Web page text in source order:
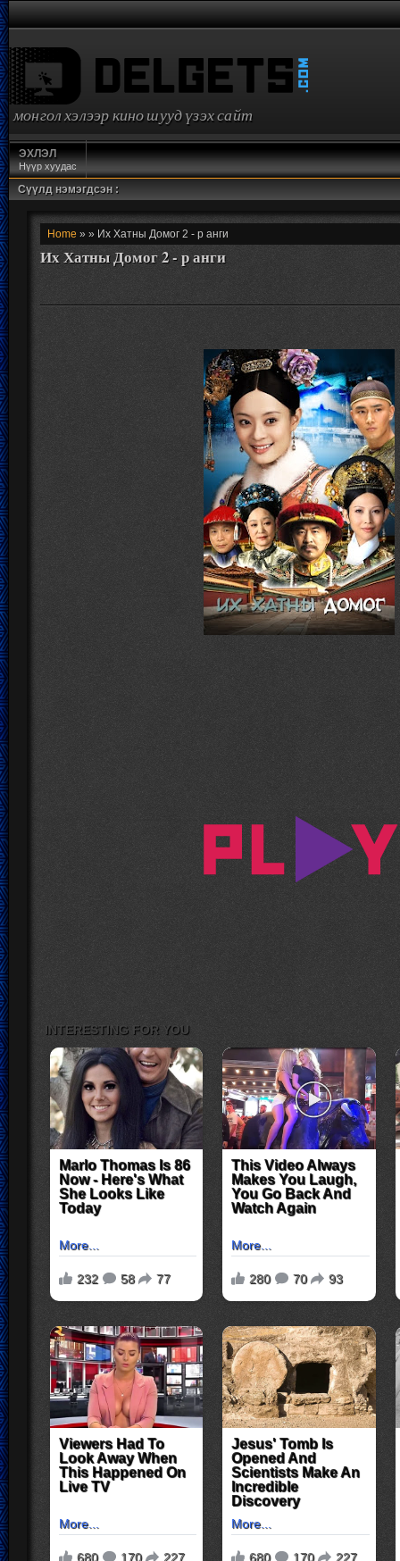
монгол хэлээр кино шууд үзэх сайт
ЭХЛЭЛ
Нүүр хуудас
Сүүлд нэмэгдсэн :
Home » » Их Хатны Домог 2 - р анги
Их Хатны Домог 2 - р анги